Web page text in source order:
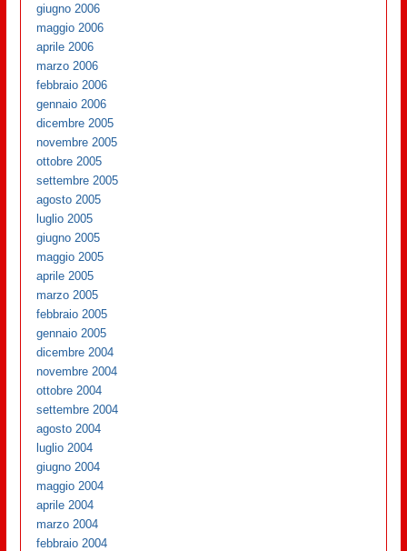
giugno 2006
maggio 2006
aprile 2006
marzo 2006
febbraio 2006
gennaio 2006
dicembre 2005
novembre 2005
ottobre 2005
settembre 2005
agosto 2005
luglio 2005
giugno 2005
maggio 2005
aprile 2005
marzo 2005
febbraio 2005
gennaio 2005
dicembre 2004
novembre 2004
ottobre 2004
settembre 2004
agosto 2004
luglio 2004
giugno 2004
maggio 2004
aprile 2004
marzo 2004
febbraio 2004